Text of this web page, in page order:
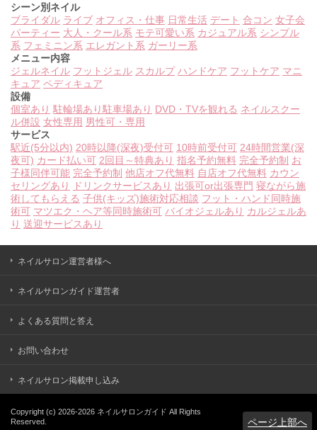
ページ上部へ
シーン別ネイル
ブライダル ライブ オフィス・仕事 日常生活 デート 合コン 女子会
パーティー 大人・クール系 モテ可愛い系 カジュアル系 シンプル
系 フェミニン系 エレガント系 ガーリー系
メニュー内容
ジェルネイル フットジェル スカルプ ハンドケア フットケア マニ
キュア ペディキュア
設備
個室あり 駐輪場あり駐車場あり DVD・TVを観れる ネイルスクー
ル併設 女性専用 男性可・専用
サービス
駅近(5分以内) 20時以降(深夜)受付可 10時前受付可 24時間営業(深
夜可) カード払い可 2回目～特典あり 指名予約無料 完全予約制 お
子様同伴可能 完全予約制 他店オフ代無料 自店オフ代無料 カウン
セリングあり
ドリンクサービスあり 出張可or出張専門 寝ながら施
術してもらえる 子供(キッズ)施術対応相談 フット・ハンド同時施
術可 マツエク・ヘア等同時施術可 バイオジェルあり カルジェルあ
り 送迎サービスあり
ネイルサロン運営者様へ
ネイルサロンガイド運営者
よくある質問と答え
お問い合わせ
ネイルサロン掲載申し込み
Copyright (c) 2026-2026 ネイルサロンガイド All Rights
Reserved.